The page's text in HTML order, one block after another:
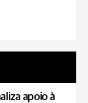
apoio à